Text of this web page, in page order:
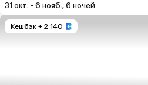
31 окт. - 6 нояб., 6 ночей
Кешбэк + 2 140